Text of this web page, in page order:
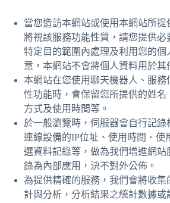
當您造訪本網站或使用本網站所提
將視該服務功能性質，請您提供
特定目的範圍內處理及利用您的個
意，本網站不會將個人資料用於其
本網站在您使用聊天機器人、服務
性功能時，會保留您所提供的姓
方式及使用時間等。
於一般瀏覽時，伺服器會自行記錄
連線設備的IP位址、使用時間、使
選資料記錄等，做為我們增進網
錄為內部應用，決不對外公佈。
為提供精確的服務，我們會將收
計與分析，分析結果之統計數據